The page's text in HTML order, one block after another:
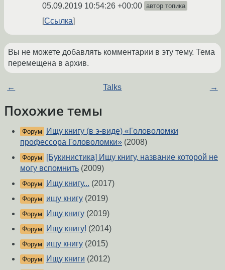
05.09.2019 10:54:26 +00:00 автор топика
Ссылка
Вы не можете добавлять комментарии в эту тему. Тема
перемещена в архив.
← Talks →
Похожие темы
Форум
Ищу книгу (в э-виде) «Головоломки
профессора Головоломки» (2008)
Форум
[Букинистика] Ищу книгу, название которой не
могу вспомнить (2009)
Форум Ищу книгу... (2017)
Форум ищу книгу (2019)
Форум Ищу книгу (2019)
Форум Ищу книгу! (2014)
Форум ищу книгу (2015)
Форум Ищу книги (2012)